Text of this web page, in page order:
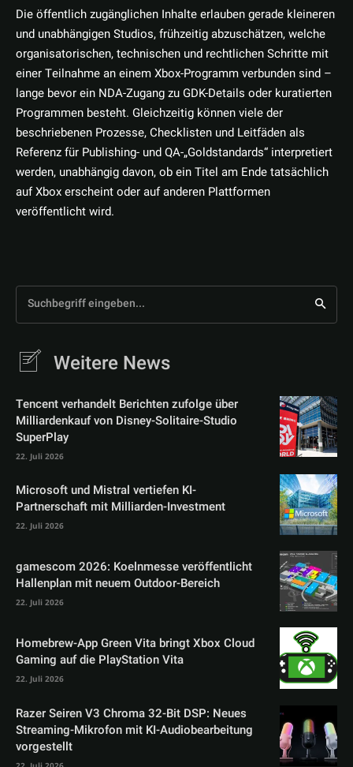
Die öffentlich zugänglichen Inhalte erlauben gerade kleineren
und unabhängigen Studios, frühzeitig abzuschätzen, welche
organisatorischen, technischen und rechtlichen Schritte mit
einer Teilnahme an einem Xbox-Programm verbunden sind –
lange bevor ein NDA-Zugang zu GDK-Details oder kuratierten
Programmen besteht. Gleichzeitig können viele der
beschriebenen Prozesse, Checklisten und Leitfäden als
Referenz für Publishing- und QA-„Goldstandards“ interpretiert
werden, unabhängig davon, ob ein Titel am Ende tatsächlich
auf Xbox erscheint oder auf anderen Plattformen
veröffentlicht wird.
Suchbegriff eingeben...
Weitere News
Tencent verhandelt Berichten zufolge über
Milliardenkauf von Disney-Solitaire-Studio
SuperPlay
22. Juli 2026
Microsoft und Mistral vertiefen KI-
Partnerschaft mit Milliarden-Investment
22. Juli 2026
gamescom 2026: Koelnmesse veröffentlicht
Hallenplan mit neuem Outdoor-Bereich
22. Juli 2026
Homebrew-App Green Vita bringt Xbox Cloud
Gaming auf die PlayStation Vita
22. Juli 2026
Razer Seiren V3 Chroma 32-Bit DSP: Neues
Streaming-Mikrofon mit KI-Audiobearbeitung
vorgestellt